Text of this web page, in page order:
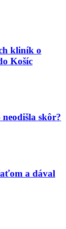
kliník o
Košíc
skôr?
a dával